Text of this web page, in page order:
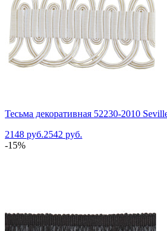
Тесьма декоративная 52230-2010
2148 руб.2542 руб.
-15%